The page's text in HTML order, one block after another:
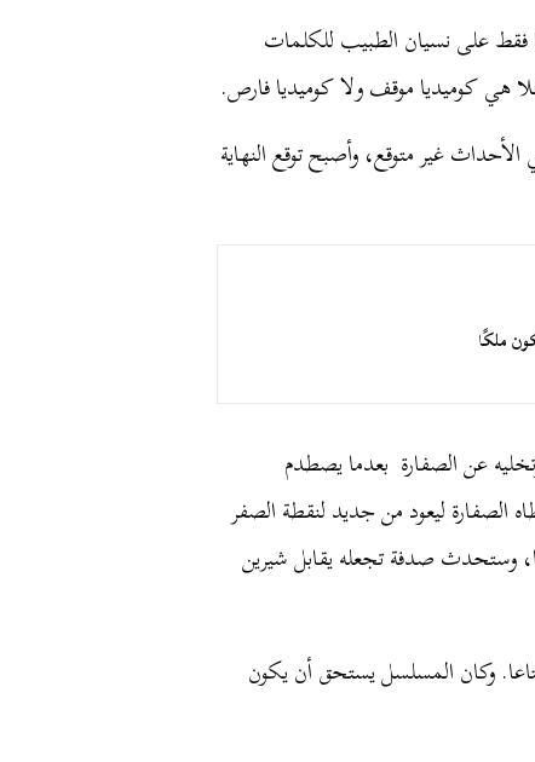
فقط على نسيان الطبيب للكلمات
هي كوميديا موقف ولا كوميديا فارص.
12 مختلفة وبها تطور في الأحداث غير متوقع، وأصبح توقع النهاية
ملكًا
عن الصفارة بعدما يصطدم
ليعود من جديد لنقطة الصفر
وستحدث صدفة تجعله يقابل شيرين
وكان المسلسل يستحق أن يكون